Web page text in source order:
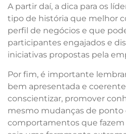
A partir daí, a dica para os
tipo de história que melhor
perfil de negócios e que
participantes engajados e
iniciativas propostas pela
Por fim, é importante
bem apresentada e
conscientizar, promover
mesmo mudanças de ponto
comportamentos que